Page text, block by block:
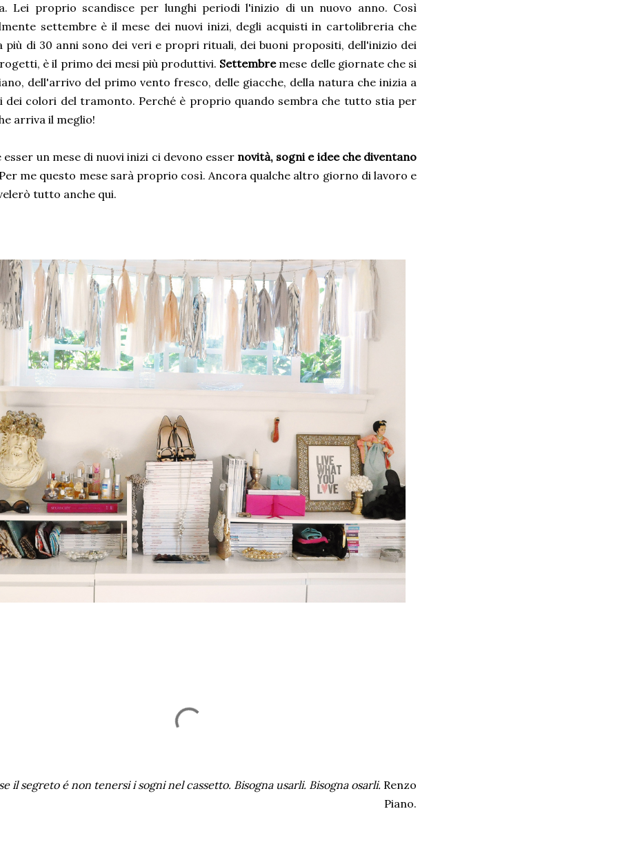
Lei proprio scandisce per lunghi periodi l'inizio di un nuovo anno. Così
settembre è il mese dei nuovi inizi, degli acquisti in cartolibreria che
più di 30 anni sono dei veri e propri rituali, dei buoni propositi, dell'inizio dei
è il primo dei mesi più produttivi. Settembremese delle giornate che si
dell'arrivo del primo vento fresco, delle giacche, della natura che inizia a
dei colori del tramonto. Perché è proprio quando sembra che tutto stia per
arriva il meglio!
esser un mese di nuovi inizi ci devono essernovità, sogni e idee che diventano
me questo mese sarà proprio così. Ancora qualche altro giorno di lavoro e
tutto anche qui.
il segreto é non tenersi i sogni nel cassetto. Bisogna usarli. Bisogna osarli. Renzo
Piano.